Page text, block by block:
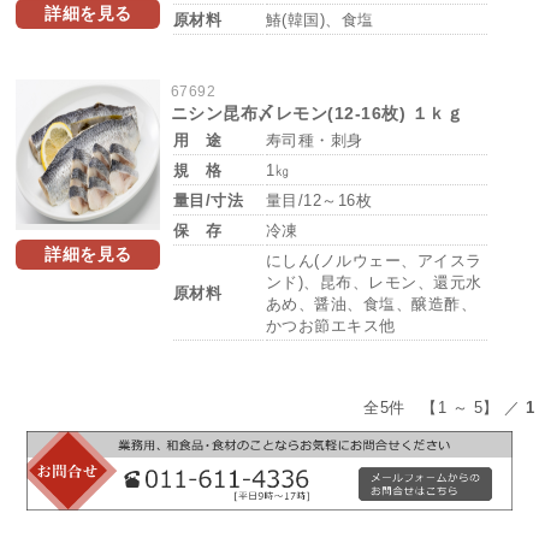
詳細を見る
原材料
鰆(韓国)、食塩
詳細を見る
67692
ニシン昆布〆レモン(12-16枚) １ｋｇ
用 途
寿司種・刺身
規 格
1㎏
量目/寸法
量目/12～16枚
保 存
冷凍
原材料
にしん(ノルウェー、アイスラ
ンド)、昆布、レモン、還元水
あめ、醤油、食塩、醸造酢、
かつお節エキス他
全5件 【1 ～ 5】 ／ 1